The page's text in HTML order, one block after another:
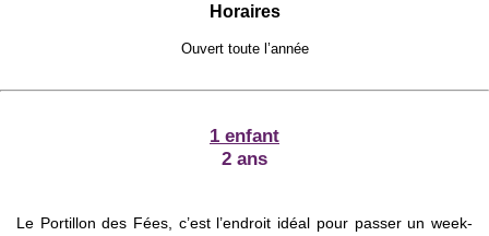
Horaires
Ouvert toute l’année
1 enfant
2 ans
Le Portillon des Fées, c’est l’endroit idéal pour passer un week-